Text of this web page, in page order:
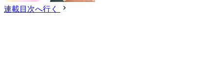
連載目次へ行く